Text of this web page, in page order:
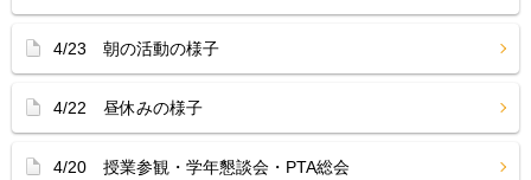
4/23 朝の活動の様子
4/22 昼休みの様子
4/20 授業参観・学年懇談会・PTA総会